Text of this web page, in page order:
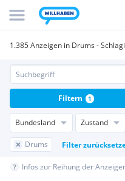
1.385 Anzeigen in Drums -
Bundesland Zustand
Drums Filter
Filtern 1
Infos zur Reihung der